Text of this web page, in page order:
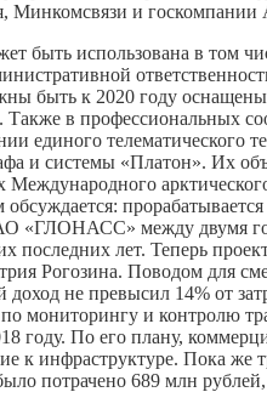
Минкомсвязи и
быть использована в том
быть к 2020 году оснащены
в профессиональных
единого
и системы «Платон». Их
обсуждается:
АО «ГЛОНАСС» между двумя
последних лет. Теперь
Рогозина. Поводом для
не превысил 14% от
мониторингу и контролю
году. По его плану,
к инфраструктуре. Пока же
потрачено 689 млн